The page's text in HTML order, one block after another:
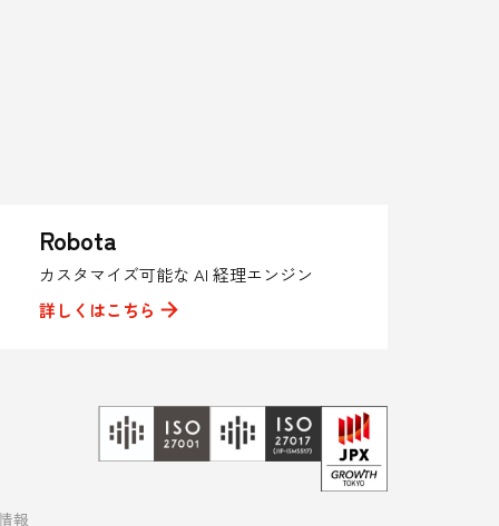
Robota
カスタマイズ可能な AI 経理エンジン
詳しくはこちら
報